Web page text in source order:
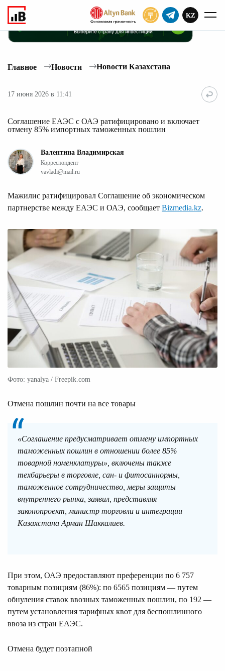
KZ
Главное Новости Новости Казахстана
17 июня 2026 в 11:41
Соглашение ЕАЭС с ОАЭ ратифицировано и включает
отмену 85% импортных таможенных пошлин
Валентина Владимирская
Корреспондент
vavladi@mail.ru
Мажилис ратифицировал Соглашение об экономическом
партнерстве между ЕАЭС и ОАЭ, сообщает Bizmedia.kz.
Фото: yanalya / Freepik.com
Отмена пошлин почти на все товары
«Соглашение предусматривает отмену импортных
таможенных пошлин в отношении более 85%
товарной номенклатуры», включены также
техбарьеры в торговле, сан- и фитосаннормы,
таможенное сотрудничество, меры защиты
внутреннего рынка, заявил, представляя
законопроект, министр торговли и интеграции
Казахстана Арман Шаккалиев.
При этом, ОАЭ предоставляют преференции по 6 757
товарным позициям (86%): по 6565 позициям — путем
обнуления ставок ввозных таможенных пошлин, по 192 —
путем установления тарифных квот для беспошлинного
ввоза из стран ЕАЭС.
Отмена будет поэтапной